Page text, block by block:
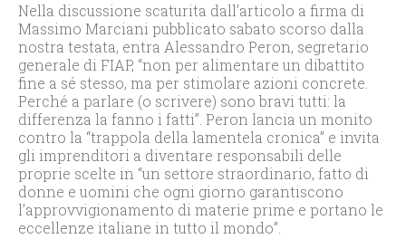
Nella discussione scaturita dall’articolo a firma di
Massimo Marciani pubblicato sabato scorso dalla
nostra testata, entra Alessandro Peron, segretario
generale di FIAP, “non per alimentare un dibattito
fine a sé stesso, ma per stimolare azioni concrete.
Perché a parlare (o scrivere) sono bravi tutti: la
differenza la fanno i fatti”. Peron lancia un monito
contro la “trappola della lamentela cronica” e invita
gli imprenditori a diventare responsabili delle
proprie scelte in “un settore straordinario, fatto di
donne e uomini che ogni giorno garantiscono
l’approvvigionamento di materie prime e portano le
eccellenze italiane in tutto il mondo”.